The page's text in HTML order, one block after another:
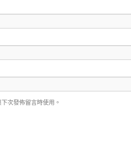
次發佈留言時使用。